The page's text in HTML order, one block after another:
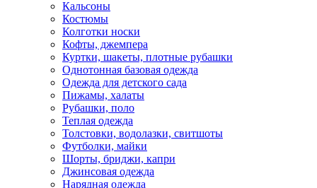
Кальсоны
Костюмы
Колготки носки
Кофты, джемпера
Куртки, шакеты, плотные рубашки
Однотонная базовая одежда
Одежда для детского сада
Пижамы, халаты
Рубашки, поло
Теплая одежда
Толстовки, водолазки, свитшоты
Футболки, майки
Шорты, бриджи, капри
Джинсовая одежда
Нарядная одежда